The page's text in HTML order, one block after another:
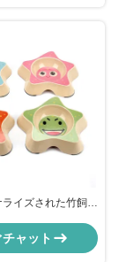
イズされた竹飼料
ャット